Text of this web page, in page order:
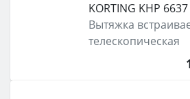
KORTING KHP
Вытяжка
телескопическая